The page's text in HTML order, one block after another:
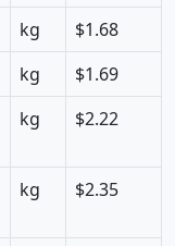
kg
$1.68
kg
$1.69
kg $2.22
kg $2.35